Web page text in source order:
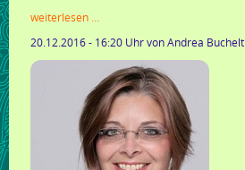
weiterlesen …
erfolg
mit
strategie
20.12.2016 - 16:20 Uhrvon Andrea Buchelt